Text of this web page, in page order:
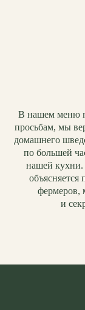
В нашем меню
просьбам, мы
домашнего
по большей
нашей кухни.
фермеров,
и